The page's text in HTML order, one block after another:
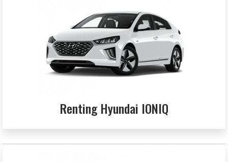
Renting Hyundai IONIQ